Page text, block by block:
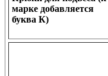
марке добавляется
буква К)